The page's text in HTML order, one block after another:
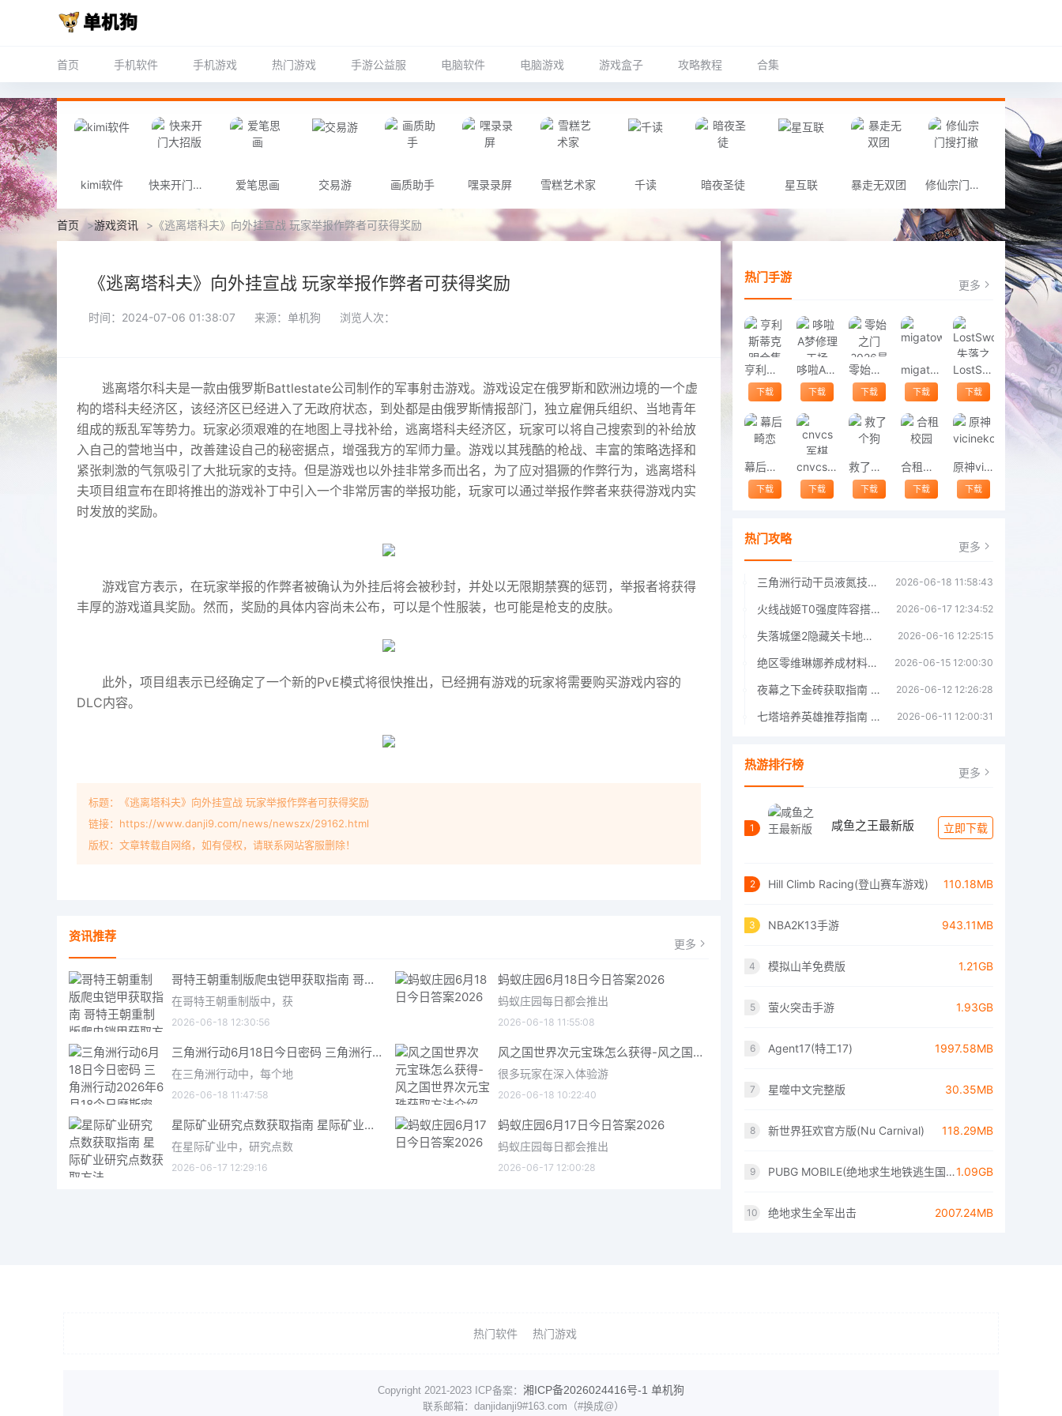
首页 手机软件 手机游戏 热门游戏 手游公益服 电脑软件 电脑游戏 游戏盒子 攻略教程 合集
kimi软件 快来开门大招版 爱笔思画 交易游 画质助手 嘿录录屏 雪糕艺术家 千读 暗夜圣徒 星互联 暴走无双团 修仙宗门搜打撤
首页 >游戏资讯 > 《逃离塔科夫》向外挂宣战 玩家举报作弊者可获得奖励
《逃离塔科夫》向外挂宣战 玩家举报作弊者可获得奖励
时间：2024-07-06 01:38:07 来源：单机狗 浏览人次：
逃离塔尔科夫是一款由俄罗斯Battlestate公司制作的军事射击游戏。游戏设定在俄罗斯和欧洲边境的一个虚
构的塔科夫经济区，该经济区已经进入了无政府状态，到处都是由俄罗斯情报部门，独立雇佣兵组织、当地青年
组成的叛乱军等势力。玩家必须艰难的在地图上寻找补给，逃离塔科夫经济区，玩家可以将自己搜索到的补给放
入自己的营地当中，改善建设自己的秘密据点，增强我方的军师力量。游戏以其残酷的枪战、丰富的策略选择和
紧张刺激的气氛吸引了大批玩家的支持。但是游戏也以外挂非常多而出名，为了应对猖獗的作弊行为，逃离塔科
夫项目组宣布在即将推出的游戏补丁中引入一个非常厉害的举报功能，玩家可以通过举报作弊者来获得游戏内实
时发放的奖励。
游戏官方表示，在玩家举报的作弊者被确认为外挂后将会被秒封，并处以无限期禁赛的惩罚，举报者将获得
丰厚的游戏道具奖励。然而，奖励的具体内容尚未公布，可以是个性服装，也可能是枪支的皮肤。
此外，项目组表示已经确定了一个新的PvE模式将很快推出，已经拥有游戏的玩家将需要购买游戏内容的
DLC内容。
标题：《逃离塔科夫》向外挂宣战 玩家举报作弊者可获得奖励
链接：https://www.danji9.com/news/newszx/29162.html
版权：文章转载自网络，如有侵权，请联系网站客服删除！
资讯推荐 更多
哥特王朝重制版爬虫铠甲获取指南 哥特王朝重制版爬虫铠甲获取方法
在哥特王朝重制版中，获
2026-06-18 12:30:56
蚂蚁庄园6月18日今日答案2026
蚂蚁庄园每日都会推出
2026-06-18 11:55:08
三角洲行动6月18日今日密码 三角洲行动2026年6月18今日摩斯密码分享
在三角洲行动中，每个地
2026-06-18 11:47:58
风之国世界次元宝珠怎么获得-风之国世界次元宝珠获取方法介绍
很多玩家在深入体验游
2026-06-18 10:22:40
星际矿业研究点数获取指南 星际矿业研究点数获取方法
在星际矿业中，研究点数
2026-06-17 12:29:16
蚂蚁庄园6月17日今日答案2026
蚂蚁庄园每日都会推出
2026-06-17 12:00:28
热门手游 更多
亨利斯蒂克明合集
下载
哆啦A梦修理工场
下载
零始之门2026最新版
下载
migatowemyworld1.68
下载
LostSword失落之剑
下载
幕后畸恋
下载
cnvcs军棋
下载
救了个狗
下载
合租校园
下载
原神vicineko
下载
热门攻略 更多
三角洲行动干员液氮技能效果详解 三角洲行动干员液氮技能介绍 2026-06-18 11:58:43
火线战姬T0强度阵容搭配推荐 火线战姬T0强度阵容哪个好 2026-06-17 12:34:52
失落城堡2隐藏关卡地图解锁指南 2026-06-16 12:25:15
绝区零维琳娜养成材料汇总指南 2026-06-15 12:00:30
夜幕之下金砖获取指南 夜幕之下金砖获取方法 2026-06-12 12:26:28
七塔培养英雄推荐指南 七塔培养哪个英雄好 2026-06-11 12:00:31
热游排行榜 更多
1 咸鱼之王最新版 立即下载
2 Hill Climb Racing(登山赛车游戏) 110.18MB
3 NBA2K13手游 943.11MB
4 模拟山羊免费版 1.21GB
5 萤火突击手游 1.93GB
6 Agent17(特工17) 1997.58MB
7 星噬中文完整版 30.35MB
8 新世界狂欢官方版(Nu Carnival) 118.29MB
9 PUBG MOBILE(绝地求生地铁逃生国际服)1.09GB
10 绝地求生全军出击 2007.24MB
热门软件 热门游戏
Copyright 2021-2023 ICP备案： 湘ICP备2026024416号-1 单机狗
联系邮箱：danjidanji9#163.com（#换成@）